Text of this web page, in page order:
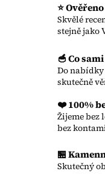
⭐
Skvělé
stejně jako
🥣 Co
Do
skutečně
❤️ 100%
Žijeme bez
bez
🏪
Skutečný